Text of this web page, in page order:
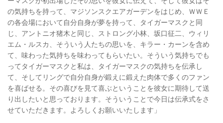
の気持ちを持って、マジソンスクエアガーデンをはじめ、ＷＷＥ
の各会場において自分自身が夢を持って、タイガーマスクと同
じ、アントニオ猪木と同じ、ストロング小林、坂口征二、ウィリ
エム・ルスカ、そういう人たちの思いを、キラー・カーンを含め
て、味わった気持ちを味わってもらいたい。そういう気持ちでも
ってタイガーマスクと私は、タイガーマスクの気持ちを伝承し
て、そしてリングで自分自身が鍛えに鍛えた肉体で多くのファン
を喜ばせる。その喜びを見て喜ぶということを彼女に期待して送
り出したいと思っております。そういうことで今日は伝承式をさ
せていただきます。よろしくお願いいたします」